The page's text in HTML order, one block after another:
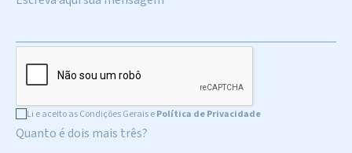
Li e aceito as Condições Gerais ePolítica de Privacidade
Quanto é dois mais três?